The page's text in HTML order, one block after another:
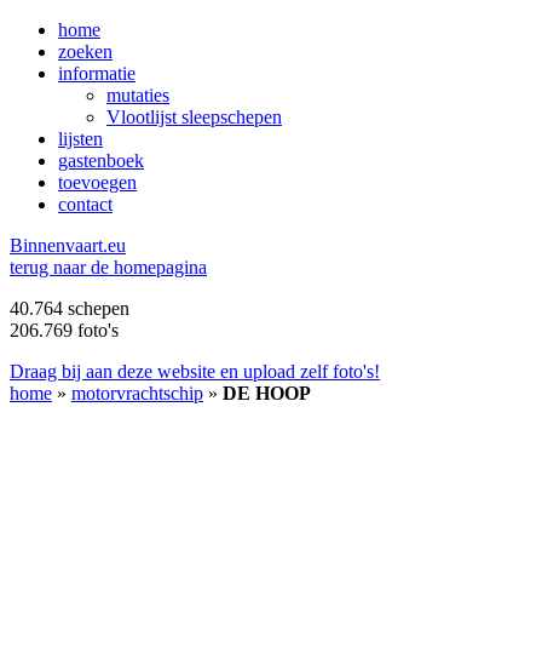
home
zoeken
informatie
mutaties
Vlootlijst sleepschepen
lijsten
gastenboek
toevoegen
contact
Binnenvaart.eu
terug naar de homepagina
40.764 schepen
206.769 foto's
Draag bij aan deze website en upload zelf foto's!
home » motorvrachtschip » DE HOOP